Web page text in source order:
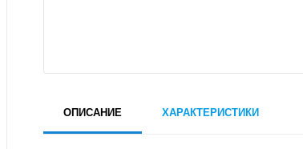
ОПИСАНИЕ ХАРАКТЕРИСТИКИ